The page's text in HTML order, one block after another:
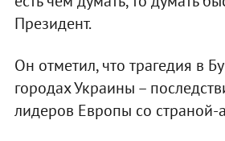
Президент.
Он отметил, что трагедия в
городах Украины –
лидеров Европы со страной-